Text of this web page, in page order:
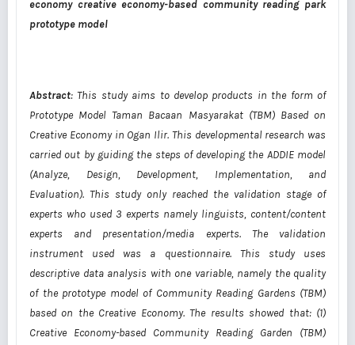
economy creative economy-based community reading park
prototype model
Abstract: This study aims to develop products in the form of
Prototype Model Taman Bacaan Masyarakat (TBM) Based on
Creative Economy in Ogan Ilir. This developmental research was
carried out by guiding the steps of developing the ADDIE model
(Analyze, Design, Development, Implementation, and
Evaluation). This study only reached the validation stage of
experts who used 3 experts namely linguists, content/content
experts and presentation/media experts. The validation
instrument used was a questionnaire. This study uses
descriptive data analysis with one variable, namely the quality
of the prototype model of Community Reading Gardens (TBM)
based on the Creative Economy. The results showed that: (1)
Creative Economy-based Community Reading Garden (TBM)